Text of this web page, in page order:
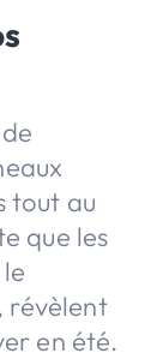
tout au
que les
révèlent
en été.